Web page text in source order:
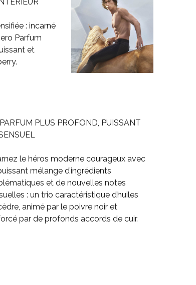
: incarné
Parfum
et
PLUS PROFOND, PUISSANT
le héros moderne courageux avec
mélange d’ingrédients
et de nouvelles notes
: un trio caractéristique d’huiles
animé par le poivre noir et
par de profonds accords de cuir.